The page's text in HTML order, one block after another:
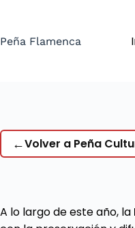
contenido
Peña Flamenca
←Volver a Peña
A lo largo de este año, la